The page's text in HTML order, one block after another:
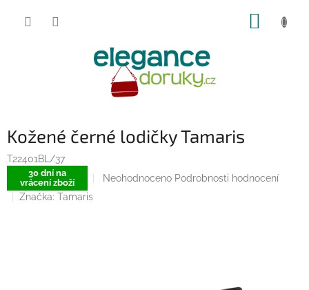
Kožené černé lodičky Tamaris
T22401BL/37
30 dní na
vrácení zboží
Průměrné
Neohodnoceno Podrobnosti hodnocení
Značka: Tamaris